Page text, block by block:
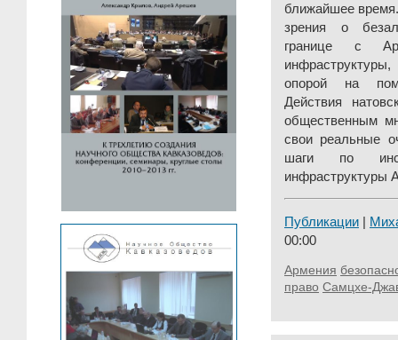
ближайшее
зрения о
границе с
опорой на
Действия
общественным
свои реальные
шаги по
инфраструктуры
Публикации |
00:00
Армения
право Самцхе-